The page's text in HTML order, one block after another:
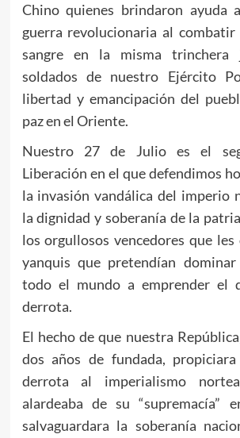
Chino quienes brindaron ayuda
guerra revolucionaria al combatir
sangre en la misma
soldados de nuestro Ejército
libertad y emancipación del
paz en el Oriente.
Nuestro 27 de Julio es el
Liberación en el que defendimos
la invasión vandálica del imperio
la dignidad y soberanía de la
los orgullosos vencedores que
yanquis que pretendían
todo el mundo a emprender el
derrota.
El hecho de que nuestra
dos años de fundada,
derrota al imperialismo
alardeaba de su “supremacía”
salvaguardara la soberanía